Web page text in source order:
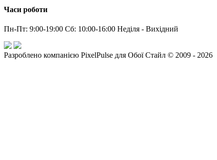
Часи роботи
Пн-Пт: 9:00-19:00 Сб: 10:00-16:00 Неділя - Вихідний
Разроблено компанією PixelPulse для Обої Стайл © 2009 - 2026